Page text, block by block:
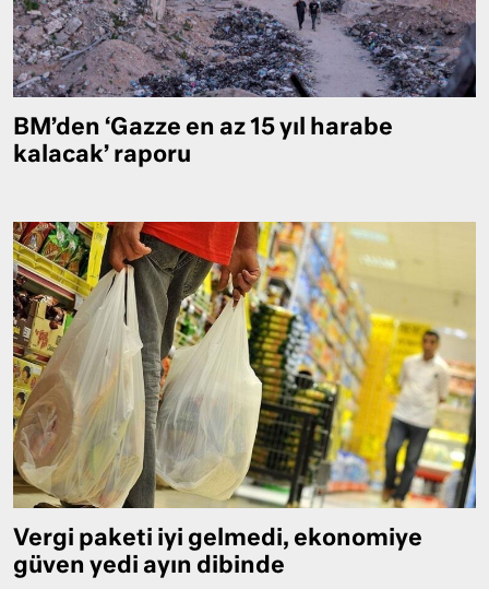
BM’den ‘Gazze en az 15 yıl harabe
kalacak’ raporu
Vergi paketi iyi gelmedi, ekonomiye
güven yedi ayın dibinde